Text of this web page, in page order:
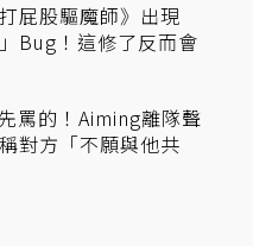
屁股驅魔師》出現
」Bug！這修了反而會
罵的！Aiming離隊聲
對方「不願與他共